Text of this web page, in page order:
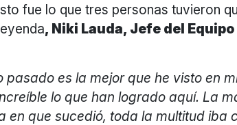
fue lo que tres personas tuvieron
, Niki Lauda, Jefe del
pasado es la mejor que he visto en
lo que han logrado aquí. La
en que sucedió, toda la multitud iba